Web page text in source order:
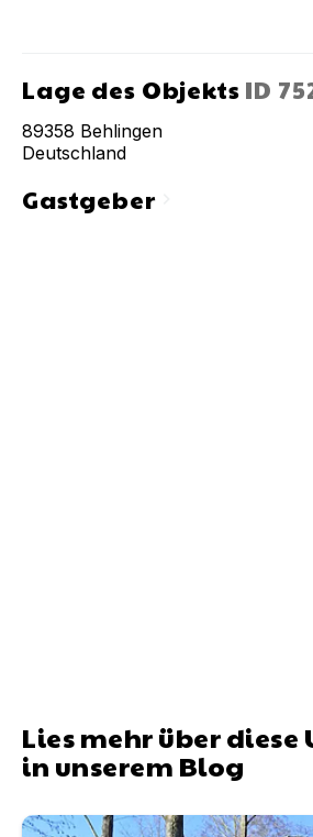
Lage des Objekts ID
89358 Behlingen
Deutschland
Gastgeberchevron_right
Lies mehr über
in unserem Blog
Urlaub mit Hund im Baumhaus: